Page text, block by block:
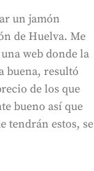
un jamón
de Huelva. Me
web donde la
buena, resultó
de los que
bueno así que
tendrán estos, se